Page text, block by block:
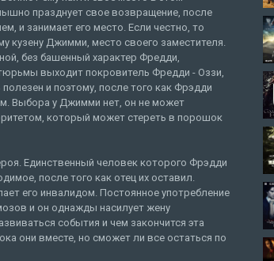
празднует свое возвращение, после
и занимает его место. Если честно, то
кузену Джимми, место своего заместителя.
без башенный характер Фредди,
выходит покровитель Фредди - Оззи,
и поэтому, после того как Фрэдди
Выбора у Джимми нет, он не может
который может стереть в порошок
Единственный человек которого Фрэдди
после того как отец их оставил.
его инвалидом. Постоянное употребление
и он однажды насилует жену
события и чем закончится эта
они вместе, но сможет ли все остаться по